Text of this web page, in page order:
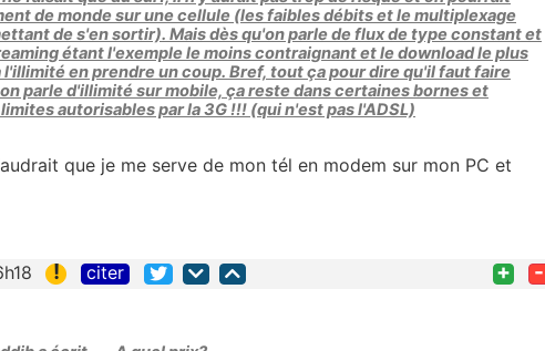
de monde sur une cellule (les faibles débits et le multiplexage
de s'en sortir). Mais dès qu'on parle de flux de type constant et
étant l'exemple le moins contraignant et le download le plus
en prendre un coup. Bref, tout ça pour dire qu'il faut faire
parle d'illimité sur mobile, ça reste dans certaines bornes et
autorisables par la 3G !!! (qui n'est pas l'ADSL)
que je me serve de mon tél en modem sur mon PC et
! citer + -